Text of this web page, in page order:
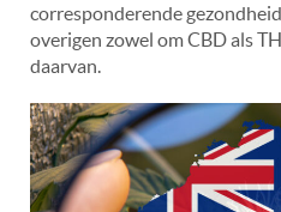
corresponderende
overigen zowel om CBD als
daarvan.